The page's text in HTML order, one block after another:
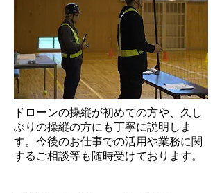
ドローンの操縦が初めての方や、久し
ぶりの操縦の方にも丁寧に説明しま
す。今後のお仕事での活用や業務に関
するご相談等も随時受けております。